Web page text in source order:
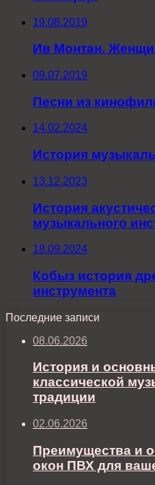
19.08.2019
Ив Монтан.
09.07.2019
Песни из
14.02.2024
История
13.12.2023
История
музыкального
18.09.2024
Кобыз история
инструмента
Последние записи
08.06.2026
История и
классической
традиции
02.06.2026
Преимущества и
окон ПВХ для